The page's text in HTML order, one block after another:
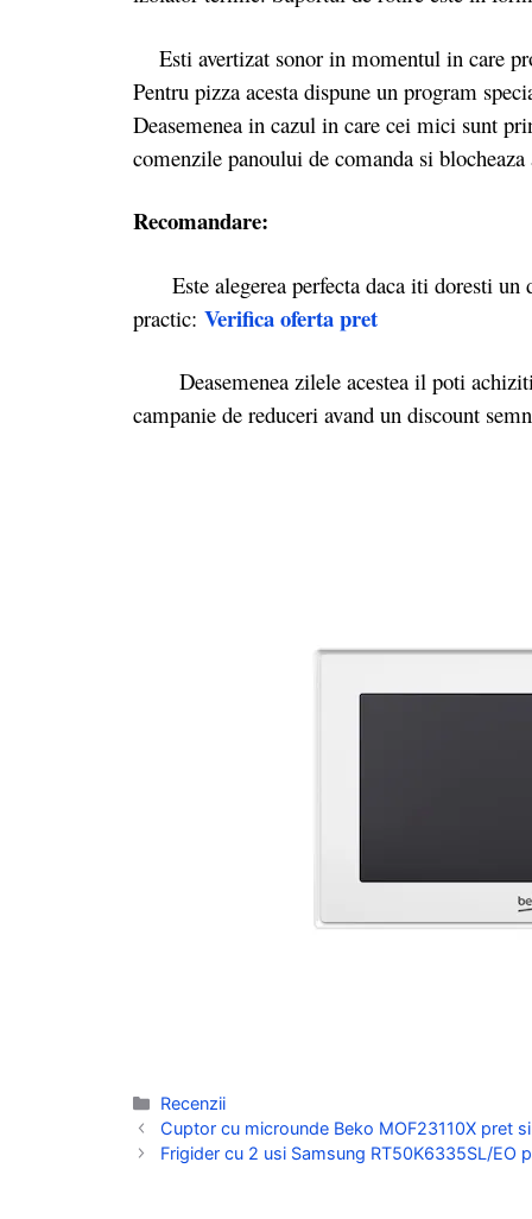
Esti avertizat sonor in momentul in care
Pentru pizza acesta dispune un program
Deasemenea in cazul in care cei mici sunt
comenzile panoului de comanda si
Recomandare:
Este alegerea perfecta daca iti doresti
practic: Verifica oferta pret
Deasemenea zilele acestea il poti
campanie de reduceri avand un discount
Categorii
Recenzii
Cuptor cu microunde Beko MOF23110X pret
Frigider cu 2 usi Samsung RT50K6335SL/EO